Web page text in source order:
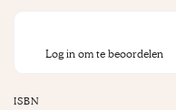
Log in om te beoordelen
ISBN